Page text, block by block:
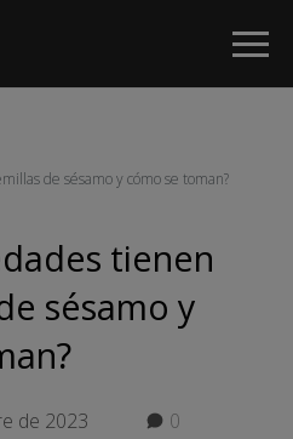
de sésamo y cómo se toman?
tienen
sésamo y
de 2023 0